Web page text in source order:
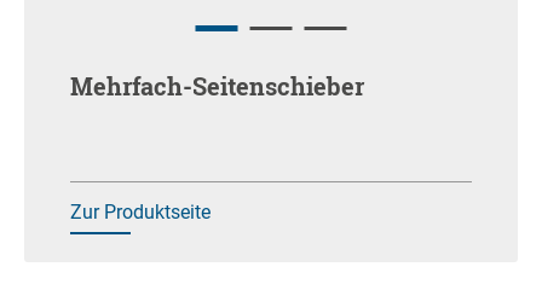
Mehrfach-Seitenschieber
Zur Produktseite